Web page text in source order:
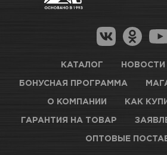
Новосибирск, Петухова, 27/3
КАРТА ПРОЕЗДА И КОНТАКТЫ
Гарантия на товар
Магазины для получения
Оптовые поставки
КАТАЛОГ НОВОСТИ
БОНУСНАЯ ПРОГРАММА
О КОМПАНИИ КАК
ГАРАНТИЯ НА ТОВАР
ОПТОВЫЕ